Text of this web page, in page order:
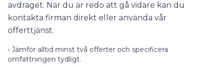
avdraget. När du är redo att gå vidare kan du
kontakta firman direkt eller använda vår
offerttjänst.
• Jämför alltid minst två offerter och specificera
omfattningen tydligt.